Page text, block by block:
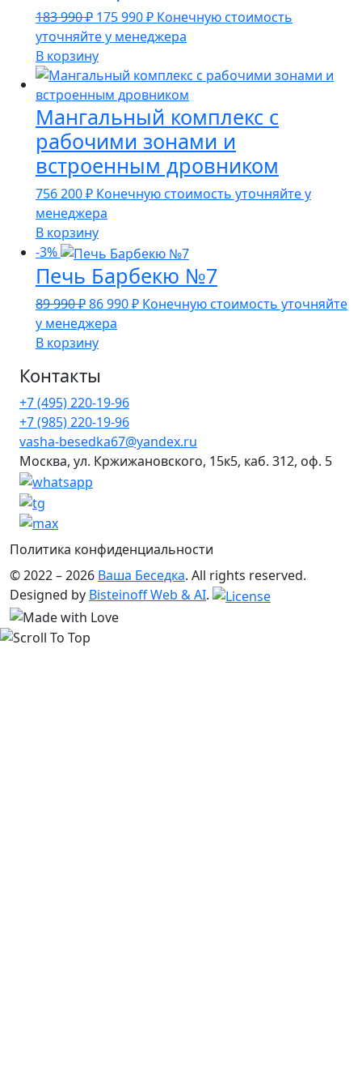
183 990₽ Первоначальная
цена
составляла
183
990 ₽.
175 990₽Текущая
цена:
990 ₽.
Конечную стоимость
уточняйте у менеджера
В корзину
Мангальный комплекс с
рабочими зонами и
встроенным дровником
756 200₽ Конечную стоимость уточняйте у
менеджера
В корзину
-3%
Печь Барбекю №7
89 990₽Первоначальная
цена
составляла
990 ₽.
86 990₽Текущая
Конечную стоимость уточняйте
у менеджера
В корзину
Контакты
+7 (495) 220-19-96
+7 (985) 220-19-96
vasha-besedka67@yandex.ru
Москва, ул. Кржижановского, 15к5, каб. 312, оф. 5
Политика конфиденциальности
© 2022 – 2026 Ваша Беседка. All rights reserved.
Designed by Bisteinoff Web & AI.